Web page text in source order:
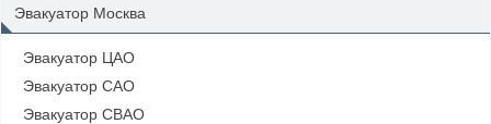
Эвакуатор Москва
Эвакуатор ЦАО
Эвакуатор САО
Эвакуатор СВАО